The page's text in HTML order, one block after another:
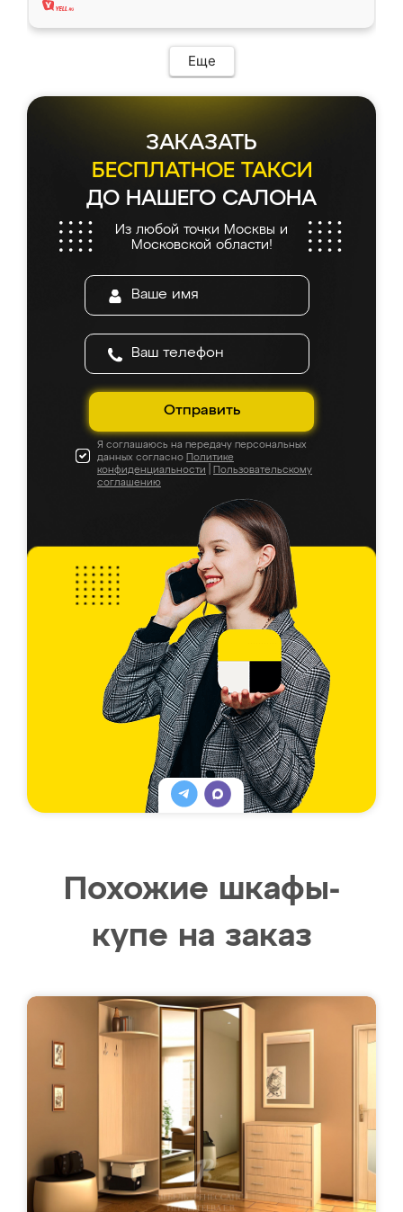
Еще
ЗАКАЗАТЬ
БЕСПЛАТНОЕ ТАКСИ
ДО НАШЕГО САЛОНА
Из любой точки Москвы и
Московской области!
Отправить
Я соглашаюсь на передачу персональных
данных согласно Политике
конфиденциальности
Пользовательскому
соглашению
Похожие шкафы-
купе на заказ